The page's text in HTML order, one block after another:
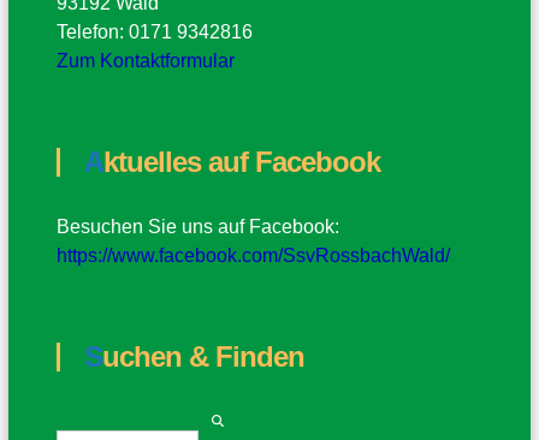
Telefon: 0171 9342816
Zum Kontaktformular
Aktuelles auf Facebook
Besuchen Sie uns auf Facebook:
https://www.facebook.com/SsvRossbachWald/
Suchen & Finden
S